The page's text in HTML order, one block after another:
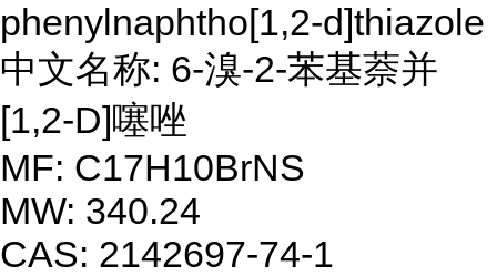
phenylnaphtho[1,2-d]thiazole
中文名称: 6-溴-2-苯基萘并
[1,2-D]噻唑
MF: C17H10BrNS
MW: 340.24
CAS: 2142697-74-1